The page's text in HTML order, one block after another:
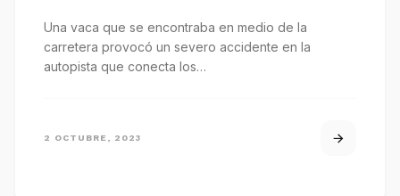
Una vaca que se encontraba en medio de la
carretera provocó un severo accidente en la
autopista que conecta los…
2 OCTUBRE, 2023